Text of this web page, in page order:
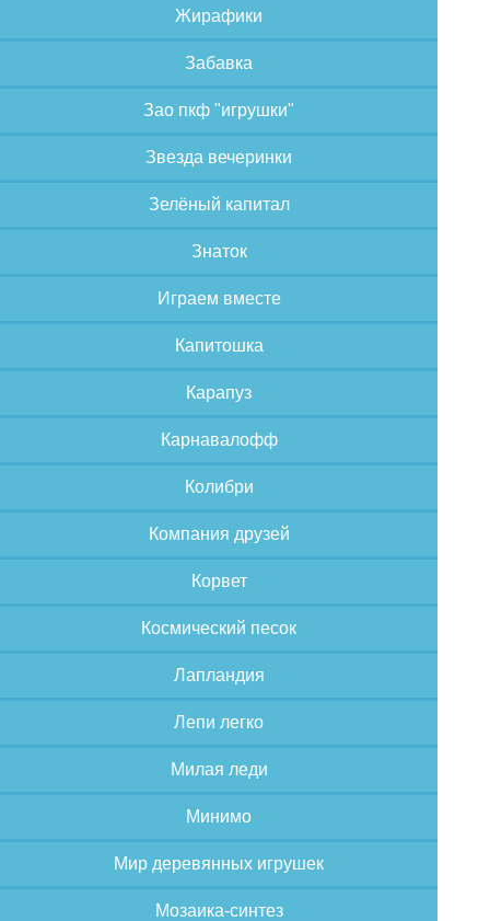
Жирафики
Забавка
Зао пкф "игрушки"
Звезда вечеринки
Зелёный капитал
Знаток
Играем вместе
Капитошка
Карапуз
Карнавалофф
Колибри
Компания друзей
Корвет
Космический песок
Лапландия
Лепи легко
Милая леди
Минимо
Мир деревянных игрушек
Мозаика-синтез